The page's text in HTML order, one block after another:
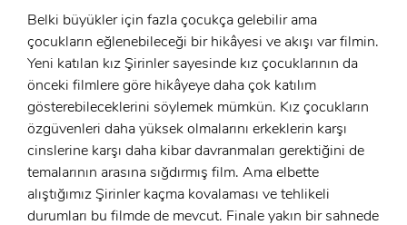
Şifre:
Beni Hatırla Şifremi Unuttum ?
GIRIŞ
Şifre:
ÜYE OL
GIRIŞ
Belki büyükler için fazla çocukça gelebilir ama
çocukların eğlenebileceği bir hikâyesi ve akışı var filmin.
Yeni katılan kız Şirinler sayesinde kız çocuklarının da
önceki filmlere göre hikâyeye daha çok katılım
gösterebileceklerini söylemek mümkün. Kız çocukların
özgüvenleri daha yüksek olmalarını erkeklerin karşı
cinslerine karşı daha kibar davranmaları gerektiğini de
temalarının arasına sığdırmış film. Ama elbette
alıştığımız Şirinler kaçma kovalaması ve tehlikeli
durumları bu filmde de mevcut. Finale yakın bir sahnede